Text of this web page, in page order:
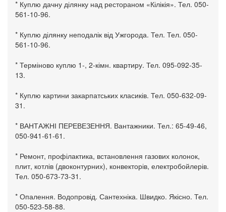
* Куплю дачну ділянку над рестораном «Кілікія». Тел. 050-
561-10-96.
* Куплю ділянку неподалік від Ужгорода. Тел. Тел. 050-
561-10-96.
* Терміново куплю 1-, 2-кімн. квартиру. Тел. 095-092-35-
13.
* Куплю картини закарпатських класиків. Тел. 050-632-09-
31.
* ВАНТАЖНІ ПЕРЕВЕЗЕННЯ. Вантажники. Тел.: 65-49-46,
050-941-61-61.
* Ремонт, профілактика, встановлення газових колонок,
плит, котлів (двоконтурних), конвекторів, електробойлерів.
Тел. 050-673-73-31.
* Опалення. Водопровід. Сантехніка. Швидко. Якісно. Тел.
050-523-58-88.